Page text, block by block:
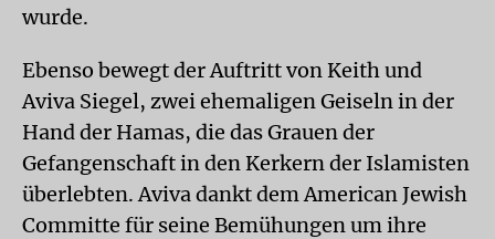
wurde.
Ebenso bewegt der Auftritt von Keith und
Aviva Siegel, zwei ehemaligen Geiseln in der
Hand der Hamas, die das Grauen der
Gefangenschaft in den Kerkern der Islamisten
überlebten. Aviva dankt dem American Jewish
Committe für seine Bemühungen um ihre